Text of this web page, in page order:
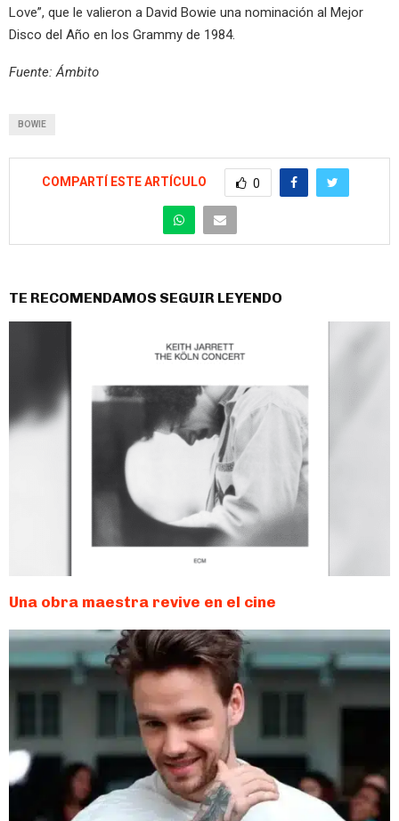
Love”, que le valieron a David Bowie una nominación al Mejor
Disco del Año en los Grammy de 1984.
Fuente: Ámbito
BOWIE
COMPARTÍ ESTE ARTÍCULO 0
TE RECOMENDAMOS SEGUIR LEYENDO
Una obra maestra revive en el cine